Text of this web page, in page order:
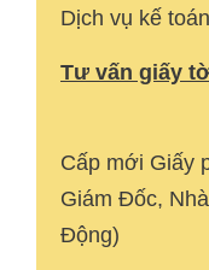
Dịch vụ kế toán
Tư vấn giấy
Cấp mới Giấy
Giám Đốc,
Động)